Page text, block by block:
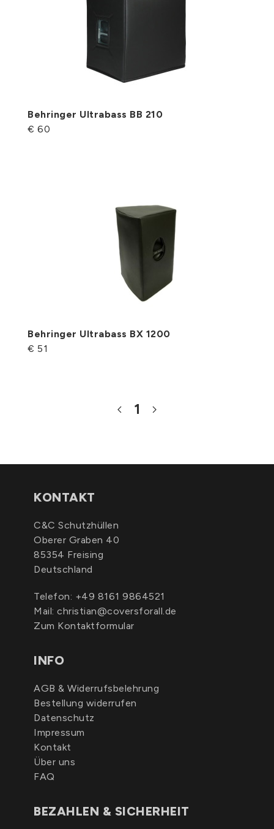
Behringer Ultrabass BB 210
€ 60
Behringer Ultrabass BX 1200
€ 51
1
KONTAKT
C&C Schutzhüllen
Oberer Graben 40
85354 Freising
Deutschland
Telefon: +49 8161 9864521
Mail: christian@coversforall.de
Zum Kontaktformular
INFO
AGB & Widerrufsbelehrung
Bestellung widerrufen
Datenschutz
Impressum
Kontakt
Über uns
FAQ
BEZAHLEN & SICHERHEIT